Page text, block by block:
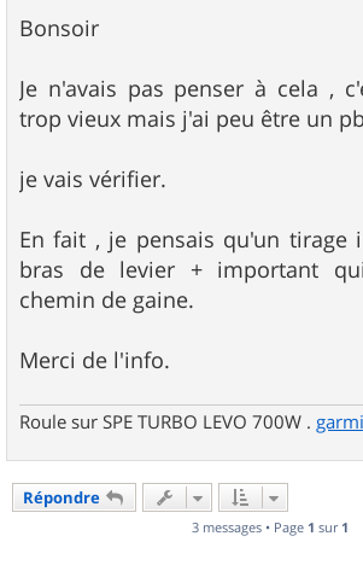
s
s
g
e
Bonsoir
Je n'avais pas penser à cela ,
trop vieux mais j'ai peu être un
je vais vérifier.
En fait , je pensais qu'un tirage
bras de levier + important
chemin de gaine.
Merci de l'info.
Roule sur SPE TURBO LEVO 700W .
Répondre
3 messages • Page 1 sur 1